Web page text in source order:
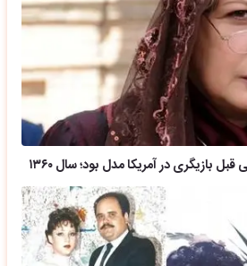
بازیگری در آمریکا مدل بود؛ سال ۱۳۶۰